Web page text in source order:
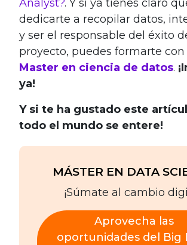
Analyst?. Y si ya tienes claro
dedicarte a recopilar datos,
y ser el responsable del éxito
proyecto, puedes formarte
Master en ciencia de datos.
ya!
Y si te ha gustado este
todo el mundo se entere!
MÁSTER EN DATA
¡Súmate al cambio
Aprovecha las
oportunidades del Big